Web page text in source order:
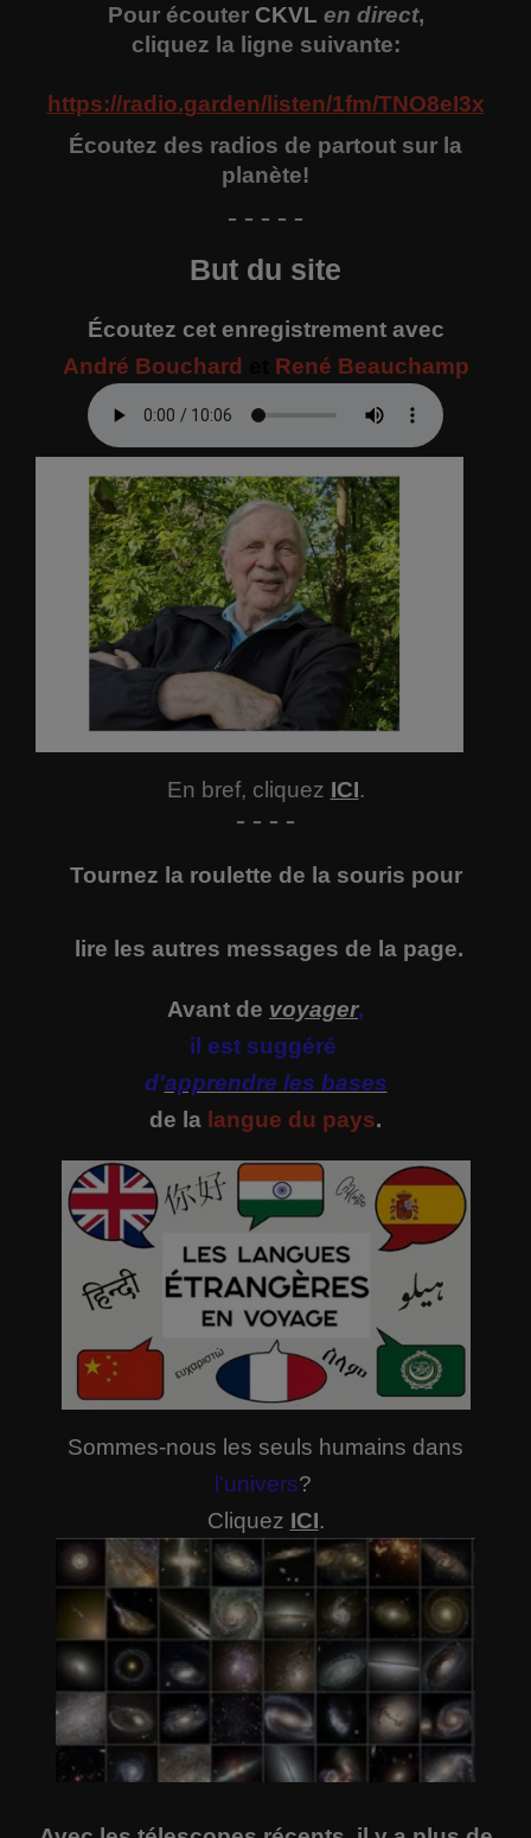
Pour écouter CKVL en direct,
cliquez la ligne suivante:
https://radio.garden/listen/1fm/TNO8eI3x
Écoutez des radios de partout sur la
planète!
- - - - -
But du site
Écoutez cet enregistrement avec
André Bouchard
René Beauchamp
En bref, cliquez ICI.
- - - -
Tournez la roulette de la souris pour
lire les autres messages de la page.
Avant de voyager,
il est suggéré
d'apprendre les bases
de la langue du pays.
Sommes-nous les seuls humains dans
l'univers?
Cliquez ICI.